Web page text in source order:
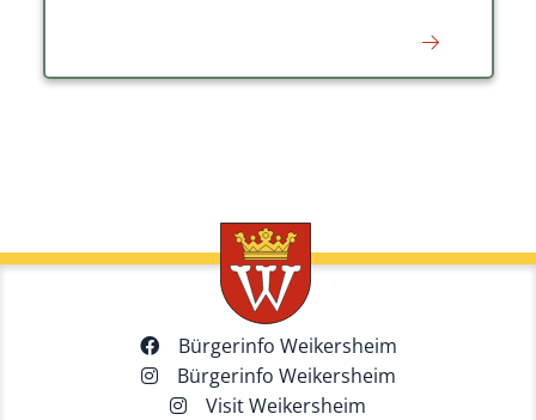
Bürgerinfo Weikersheim
Bürgerinfo Weikersheim
Visit Weikersheim